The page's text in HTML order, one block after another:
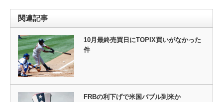
関連記事
10月最終売買日にTOPIX買いがなかった
件
FRBの利下げで米国バブル到来か